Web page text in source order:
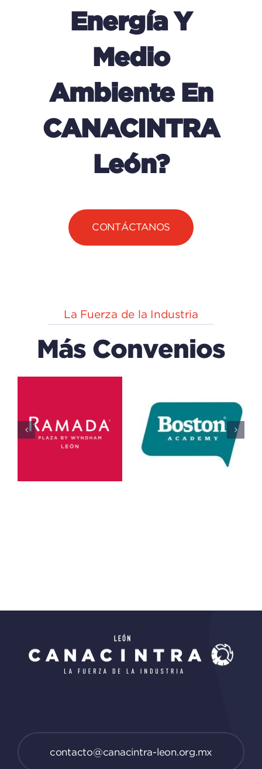
Energía Y
Medio
Ambiente En
CANACINTRA
León?
CONTÁCTANOS
La Fuerza de la Industria
Más Convenios
CAPACK
Del IECA
EXPLORA
(centro
De
Ciencias)
contacto@canacintra-leon.org.mx